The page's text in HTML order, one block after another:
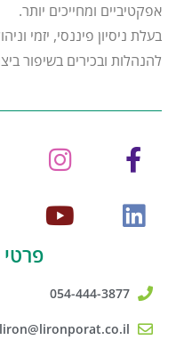
אפקטיביים ומחייכים יותר.
בעלת ניסיון פיננסי, יזמי
להנהלות ובכירים בשיפור
054-444-3877
liron@lironporat.co.il